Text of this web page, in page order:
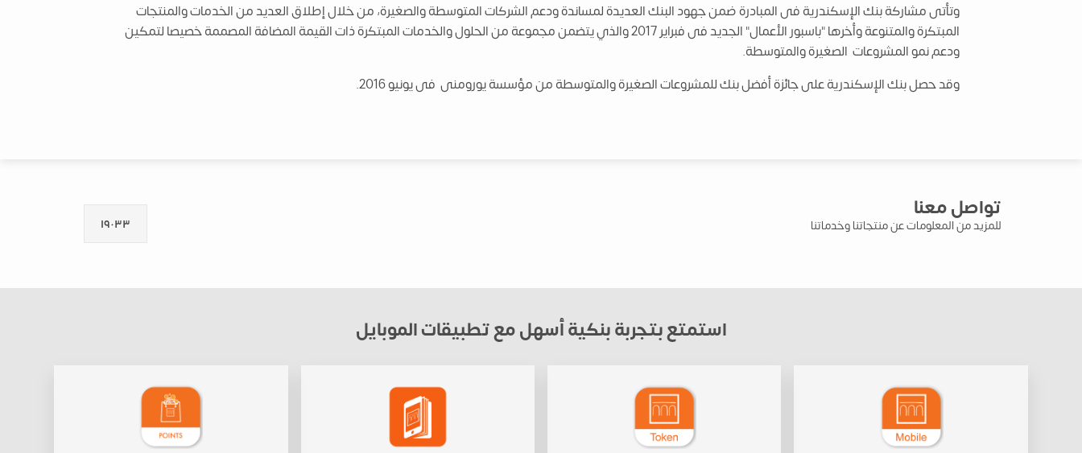
وتأتى مشاركة بنك الإسكندرية فى المبادرة ضمن جهود البنك العديدة لمساندة ودعم الشركات المتوسطة والصغيرة، من خلال إطلاق العديد من الخدمات والمنتجات
المبتكرة والمتنوعة وأخرها "باسبور الأعمال" الجديد فى فبراير 2017 والذي يتضمن مجموعة من الحلول والخدمات المبتكرة ذات القيمة المضافة المصممة خصيصا لتمكين
ودعم نمو المشروعات الصغيرة والمتوسطة.
وقد حصل بنك الإسكندرية على جائزة أفضل بنك للمشروعات الصغيرة والمتوسطة من مؤسسة يورومنى فى يونيو 2016.
تواصل معنا
للمزيد من المعلومات عن منتجاتنا وخدماتنا ١٩٠٣٣
استمتع بتجربة بنكية أسهل مع تطبيقات الموبايل